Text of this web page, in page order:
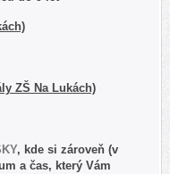
ZŠ Na Lukách)
, kde si zároveň (v
a čas, který Vám